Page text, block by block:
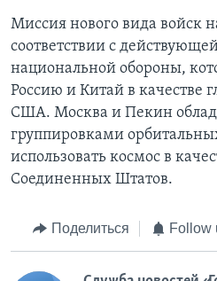
Миссия нового вида войск
соответствии с
национальной обороны,
Россию и Китай в качестве
США. Москва и Пекин
группировками
использовать космос в
Соединенных Штатов.
Поделиться Follow